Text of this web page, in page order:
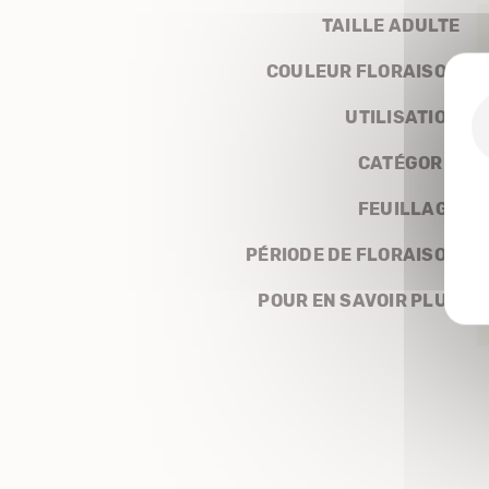
TAILLE ADULTE
COULEUR FLORAISON
UTILISATION
CATÉGORIE
FEUILLAGE
PÉRIODE DE FLORAISON
POUR EN SAVOIR PLUS